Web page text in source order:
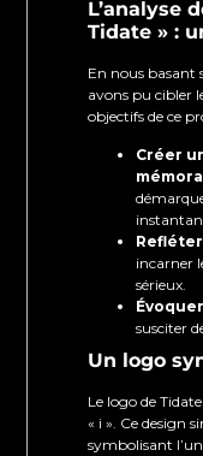
L’analyse
Tidate » :
En nous basant
avons pu cibler
objectifs de ce
Créer
incarner
sérieux.
susciter
Un logo
Le logo de
« i ». Ce design
symbolisant